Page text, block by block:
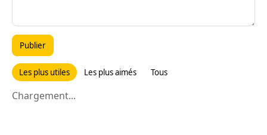
Publier
Les plus utiles Les plus aimés Tous
Chargement...